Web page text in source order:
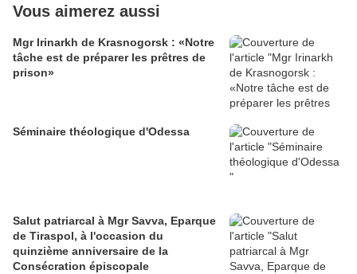
Vous aimerez aussi
Mgr Irinarkh de Krasnogorsk : «Notre
tâche est de préparer les prêtres de
prison»
Séminaire théologique d'Odessa
Salut patriarcal à Mgr Savva, Eparque
de Tiraspol, à l'occasion du
quinzième anniversaire de la
Consécration épiscopale